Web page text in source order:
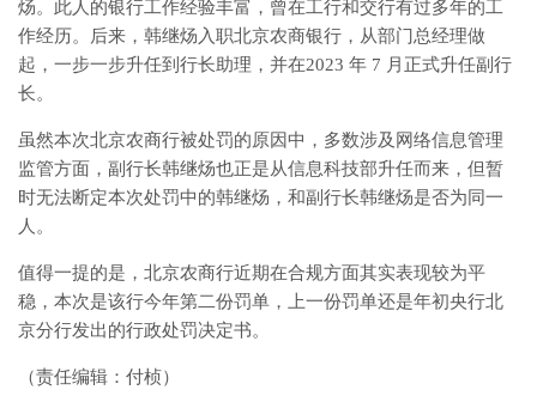
炀。此人的银行工作经验丰富，曾在工行和交行有过多年的工
作经历。后来，韩继炀入职北京农商银行，从部门总经理做
起，一步一步升任到行长助理，并在2023 年 7 月正式升任副行
长。
虽然本次北京农商行被处罚的原因中，多数涉及网络信息管理
监管方面，副行长韩继炀也正是从信息科技部升任而来，但暂
时无法断定本次处罚中的韩继炀，和副行长韩继炀是否为同一
人。
值得一提的是，北京农商行近期在合规方面其实表现较为平
稳，本次是该行今年第二份罚单，上一份罚单还是年初央行北
京分行发出的行政处罚决定书。
（责任编辑：付桢）